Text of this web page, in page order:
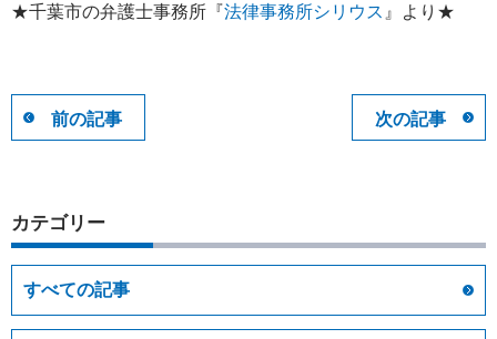
★千葉市の弁護士事務所『法律事務所シリウス 』より★
前の記事 次の記事
カテゴリー
すべての記事